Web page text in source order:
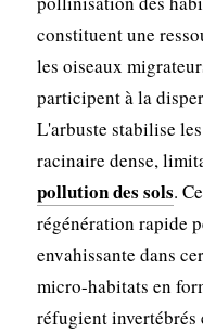
constituent une
les oiseaux
participent à la
L'arbuste stabilise
racinaire dense,
pollution des sols.
régénération rapide
envahissante dans
micro-habitats en
réfugient invertébrés